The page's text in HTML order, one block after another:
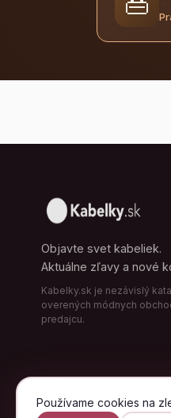
Používame cookies na
Objavte svet kabeliek.
Aktuálne zľavy a nové
Kabelky.sk je nezávislý
overených módnych
predajcu.